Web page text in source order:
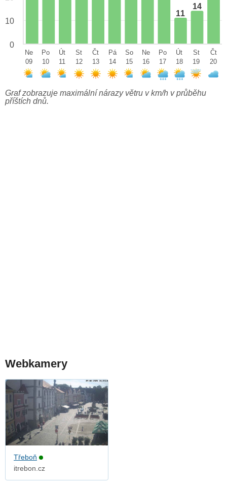
11
14
10
0
Ne
09
Po
10
Út
11
St
12
Čt
13
Pá
14
So
15
Ne
16
Po
17
Út
18
St
19
Čt
20
Graf zobrazuje maximální nárazy větru v km/h v průběhu
příštích dnů.
Webkamery
Třeboň
itrebon.cz